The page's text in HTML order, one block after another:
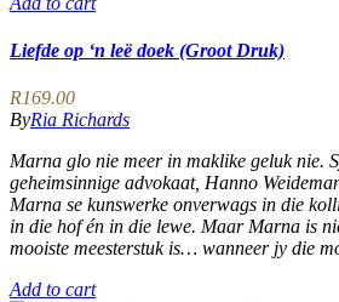
Liefde op ‘n leë doek (Groot Druk)
R169.00
ByRia Richards
Marna glo nie meer in maklike geluk nie.
geheimsinnige advokaat, Hanno
Marna se kunswerke onverwags in die
in die hof én in die lewe. Maar Marna is
mooiste meesterstuk is… wanneer jy die
Add to cart